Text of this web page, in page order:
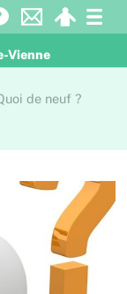
Vienne
de neuf ?